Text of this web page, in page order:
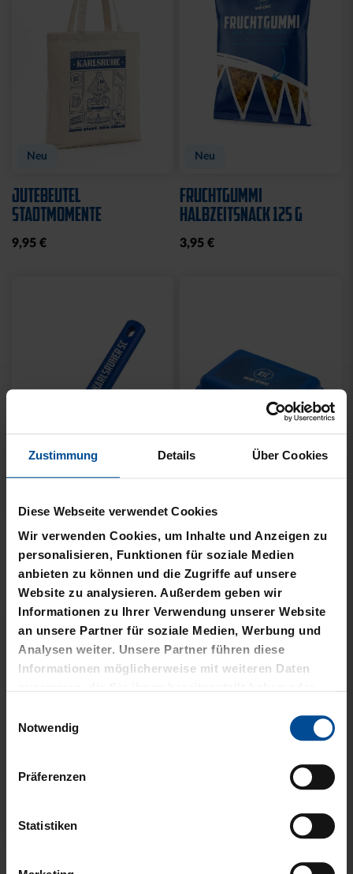
Zustimmung Details Über Cookies
Diese Webseite verwendet Cookies
Wir verwenden Cookies, um Inhalte und Anzeigen zu
personalisieren, Funktionen für soziale Medien
anbieten zu können und die Zugriffe auf unsere
Website zu analysieren. Außerdem geben wir
Informationen zu Ihrer Verwendung unserer Website
an unsere Partner für soziale Medien, Werbung und
Analysen weiter. Unsere Partner führen diese
Informationen möglicherweise mit weiteren Daten
gesammelt haben.
Notwendig
Präferenzen
Statistiken
Neu
JUTEBEUTEL
STADTMOMENTE
9,95 €
Neu
FRUCHTGUMMI
HALBZEITSNACK 125 G
3,95 €
PIZZASCHNEIDER KSC
12,95 €
BROTDOSE KSC LOGO
12,95 €
THERMOBECHER ZELA